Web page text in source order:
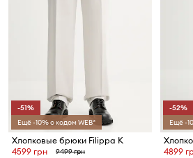
-51%
Ещё -10% с кодом WEB*
Хлопковые брюки Filippa K
4599 грн
9499 грн
-52%
Ещё -
4899